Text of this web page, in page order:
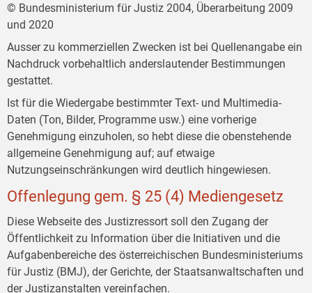
© Bundesministerium für Justiz 2004, Überarbeitung 2009
und 2020
Ausser zu kommerziellen Zwecken ist bei Quellenangabe ein
Nachdruck vorbehaltlich anderslautender Bestimmungen
gestattet.
Ist für die Wiedergabe bestimmter Text- und Multimedia-
Daten (Ton, Bilder, Programme usw.) eine vorherige
Genehmigung einzuholen, so hebt diese die obenstehende
allgemeine Genehmigung auf; auf etwaige
Nutzungseinschränkungen wird deutlich hingewiesen.
Offenlegung gem. § 25 (4) Mediengesetz
Diese Webseite des Justizressort soll den Zugang der
Öffentlichkeit zu Information über die Initiativen und die
Aufgabenbereiche des österreichischen Bundesministeriums
für Justiz (BMJ), der Gerichte, der Staatsanwaltschaften und
der Justizanstalten vereinfachen.